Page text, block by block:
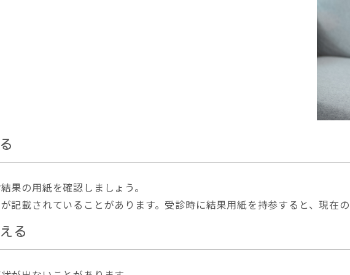
果の用紙を確認しましょう。
記載されていることがあります。受診時に結果用紙を持参すると、現在
る